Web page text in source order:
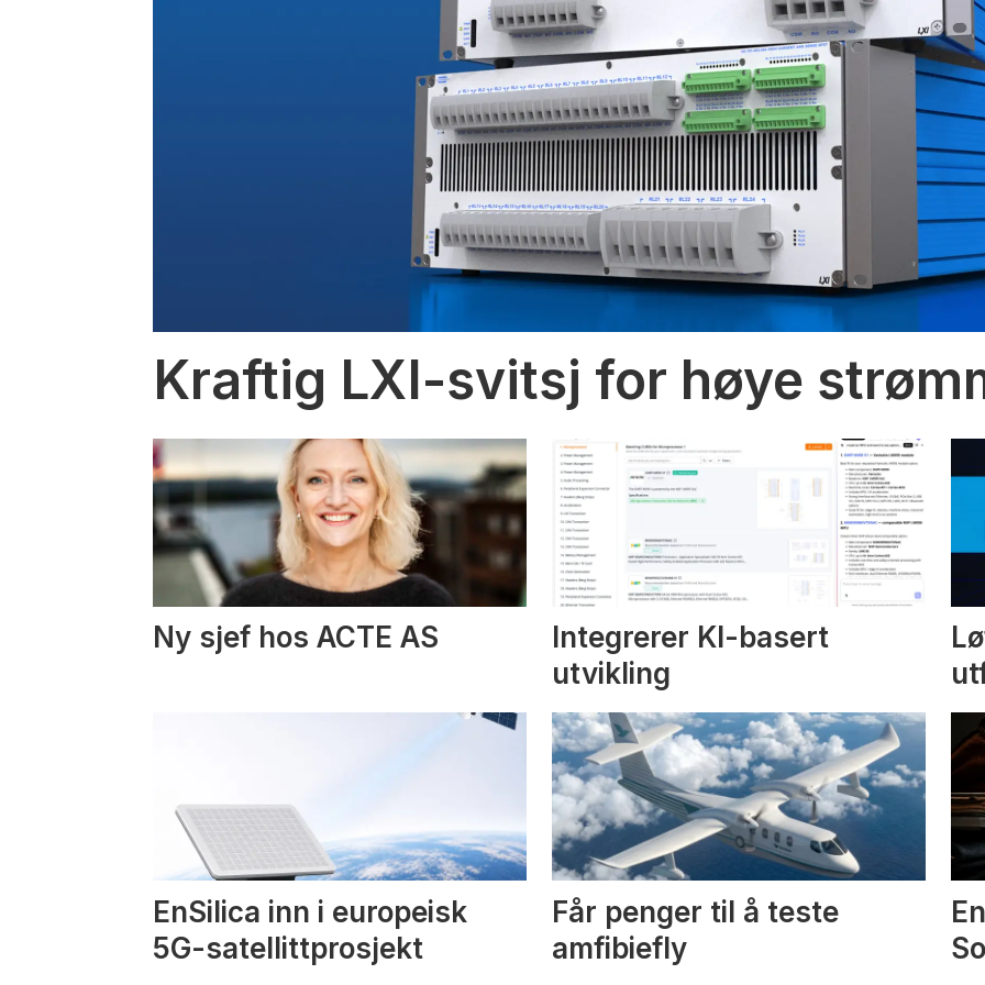
Kraftig LXI-svitsj for høye
Ny sjef hos ACTE AS
Integrerer KI-basert
utvikling
EnSilica inn i europeisk
5G-satellittprosjekt
Får penger til å teste
amfibiefly